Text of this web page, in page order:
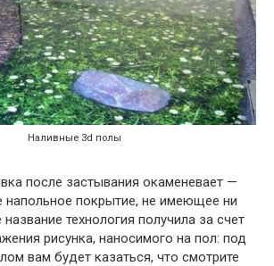
Наливные 3d полы
после застывания окаменевает —
напольное покрытие, не имеющее ни
технология получила за счет
рисунка, наносимого на пол: под
вам будет казаться, что смотрите